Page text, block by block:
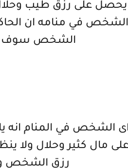
على رزق طيب وحلال
في منامه ان
الشخص سوف
راى الشخص في المنام
مال كثير وحلال ولا
رزق الشخص